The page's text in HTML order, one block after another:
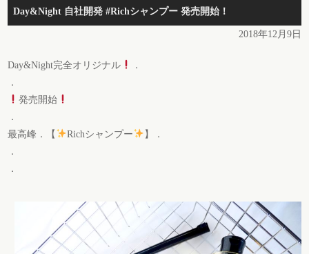
Day&Night 自社開発 #Richシャンプー 発売開始！
2018年12月9日
Day&Night完全オリジナル
．
．
発売開始
．
最高峰．【
Richシャンプー
】．
．
．